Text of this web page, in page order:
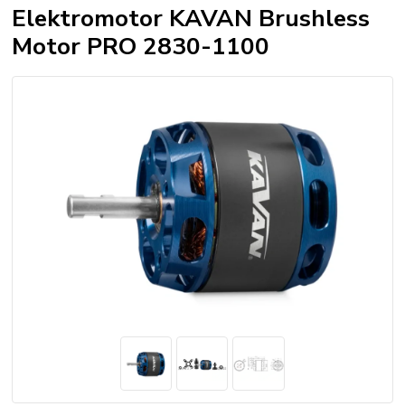
Elektromotor KAVAN Brushless
Motor PRO 2830-1100